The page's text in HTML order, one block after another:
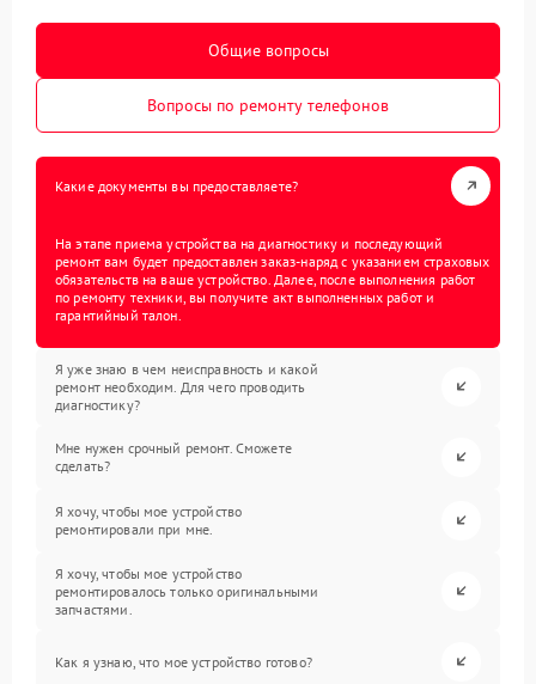
Общие вопросы
Вопросы по ремонту телефонов
Какие документы вы предоставляете?
На этапе приема устройства на диагностику и последующий
ремонт вам будет предоставлен заказ-наряд с указанием страховых
обязательств на ваше устройство. Далее, после выполнения работ
по ремонту техники, вы получите акт выполненных работ и
гарантийный талон.
Я уже знаю в чем неисправность и какой
ремонт необходим. Для чего проводить
диагностику?
Мне нужен срочный ремонт. Сможете
сделать?
Я хочу, чтобы мое устройство
ремонтировали при мне.
Я хочу, чтобы мое устройство
ремонтировалось только оригинальными
запчастями.
Как я узнаю, что мое устройство готово?